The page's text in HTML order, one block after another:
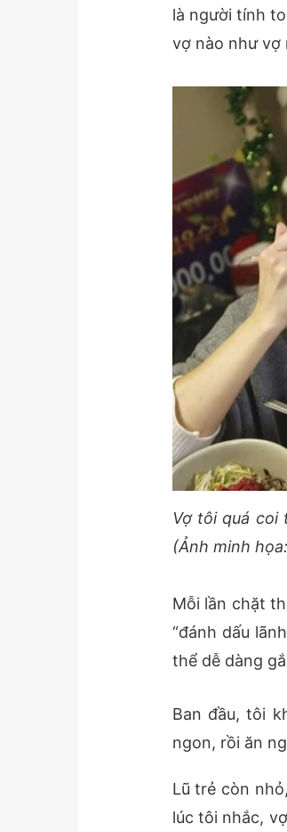
là người tính
vợ nào như vợ
Vợ tôi quá coi
(Ảnh minh
Mỗi lần chặt
“đánh dấu
thể dễ dàng
Ban đầu, tôi
ngon, rồi ăn
Lũ trẻ còn
lúc tôi nhắc,